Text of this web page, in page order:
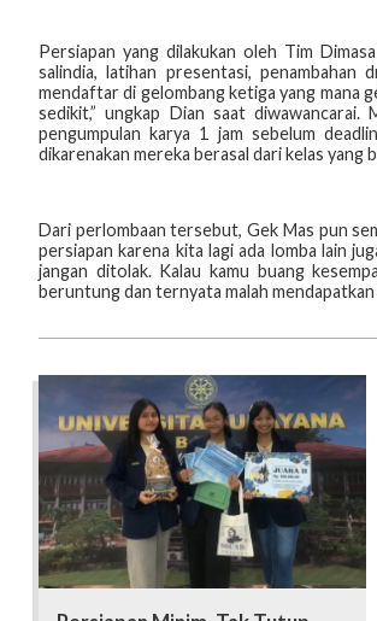
Persiapan yang dilakukan oleh Tim
salindia, latihan presentasi, penambahan
mendaftardi gelombang ketiga yang mana
sedikit,” ungkap Dian saat diwawancarai.
pengumpulankarya 1 jam sebelum
dikarenakan mereka berasal dari kelas yang
Dari perlombaan tersebut, Gek Mas pun
persiapan karena kita lagi ada lomba lain
jangan ditolak. Kalau kamu buang
beruntung dan ternyata malah mendapatkan